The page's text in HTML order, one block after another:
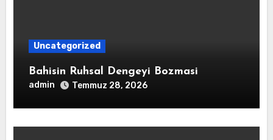
Uncategorized
Bahisin Ruhsal Dengeyi Bozmasi
admin Temmuz 28, 2026